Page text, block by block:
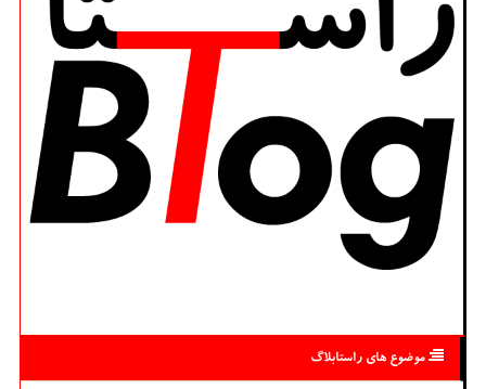
موضوع های راستابلاگ